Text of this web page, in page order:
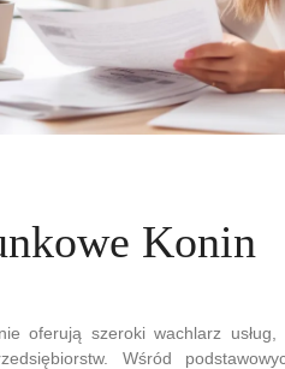
Konin
oferują szeroki wachlarz
Wśród